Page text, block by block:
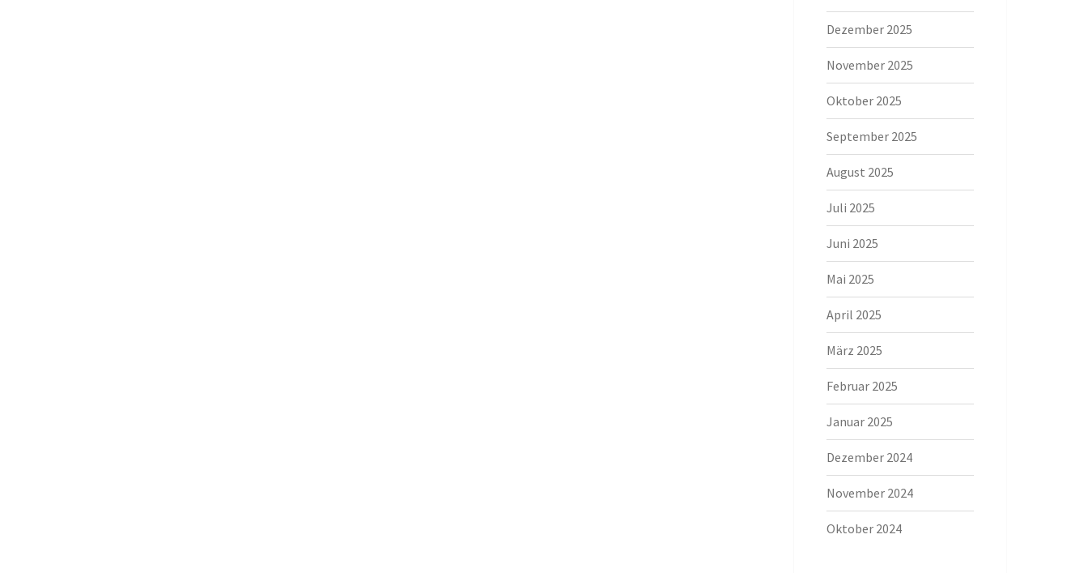
Dezember 2025
November 2025
Oktober 2025
September 2025
August 2025
Juli 2025
Juni 2025
Mai 2025
April 2025
März 2025
Februar 2025
Januar 2025
Dezember 2024
November 2024
Oktober 2024